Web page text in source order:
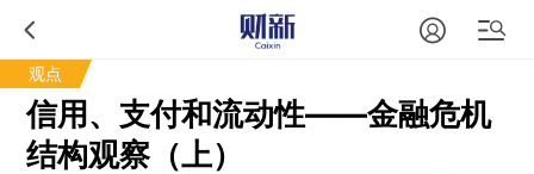
观点
信用、支付和流动性——金融危机
结构观察（上）